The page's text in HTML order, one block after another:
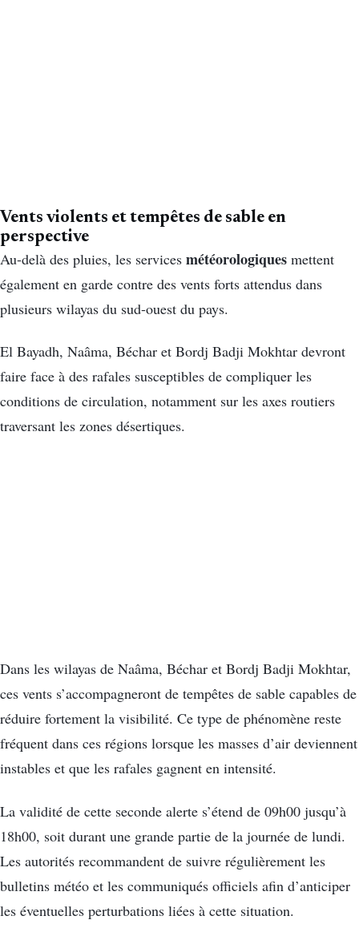
Vents violents et tempêtes de sable en
perspective
Au-delà des pluies, les services météorologiques mettent
également en garde contre des vents forts attendus dans
plusieurs wilayas du sud-ouest du pays.
El Bayadh, Naâma, Béchar et Bordj Badji Mokhtar devront
faire face à des rafales susceptibles de compliquer les
conditions de circulation, notamment sur les axes routiers
traversant les zones désertiques.
Dans les wilayas de Naâma, Béchar et Bordj Badji Mokhtar,
ces vents s’accompagneront de tempêtes de sable capables de
réduire fortement la visibilité. Ce type de phénomène reste
fréquent dans ces régions lorsque les masses d’air deviennent
instables et que les rafales gagnent en intensité.
La validité de cette seconde alerte s’étend de 09h00 jusqu’à
18h00, soit durant une grande partie de la journée de lundi.
Les autorités recommandent de suivre régulièrement les
bulletins météo et les communiqués officiels afin d’anticiper
les éventuelles perturbations liées à cette situation.